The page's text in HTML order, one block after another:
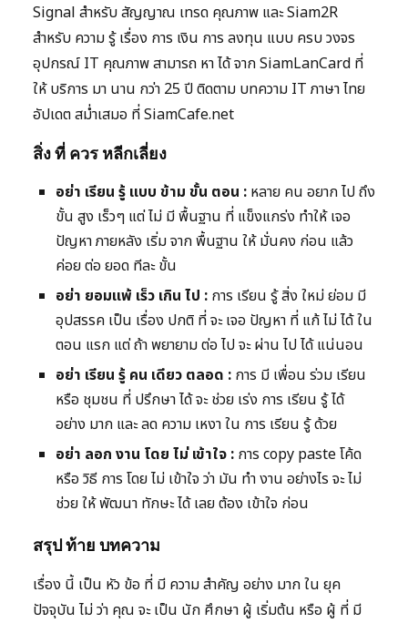
Signal สำหรับ สัญญาณ เทรด คุณภาพ และ Siam2R
สำหรับ ความ รู้ เรื่อง การ เงิน การ ลงทุน แบบ ครบ วงจร
อุปกรณ์ IT คุณภาพ สามารถ หา ได้ จาก SiamLanCard ที่
ให้ บริการ มา นาน กว่า 25 ปี ติดตาม บทความ IT ภาษา ไทย
อัปเดต สม่ำเสมอ ที่ SiamCafe.net
สิ่ง ที่ ควร หลีกเลี่ยง
อย่า เรียน รู้ แบบ ข้าม ขั้น ตอน : หลาย คน อยาก ไป ถึง
ขั้น สูง เร็วๆ แต่ ไม่ มี พื้นฐาน ที่ แข็งแกร่ง ทำให้ เจอ
ปัญหา ภายหลัง เริ่ม จาก พื้นฐาน ให้ มั่นคง ก่อน แล้ว
ค่อย ต่อ ยอด ทีละ ขั้น
อย่า ยอมแพ้ เร็ว เกิน ไป : การ เรียน รู้ สิ่ง ใหม่ ย่อม มี
อุปสรรค เป็น เรื่อง ปกติ ที่ จะ เจอ ปัญหา ที่ แก้ ไม่ ได้ ใน
ตอน แรก แต่ ถ้า พยายาม ต่อ ไป จะ ผ่าน ไป ได้ แน่นอน
อย่า เรียน รู้ คน เดียว ตลอด : การ มี เพื่อน ร่วม เรียน
หรือ ชุมชน ที่ ปรึกษา ได้ จะ ช่วย เร่ง การ เรียน รู้ ได้
อย่าง มาก และ ลด ความ เหงา ใน การ เรียน รู้ ด้วย
อย่า ลอก งาน โดย ไม่ เข้าใจ : การ copy paste โค้ด
หรือ วิธี การ โดย ไม่ เข้าใจ ว่า มัน ทำ งาน อย่างไร จะ ไม่
ช่วย ให้ พัฒนา ทักษะ ได้ เลย ต้อง เข้าใจ ก่อน
สรุป ท้าย บทความ
เรื่อง นี้ เป็น หัว ข้อ ที่ มี ความ สำคัญ อย่าง มาก ใน ยุค
ปัจจุบัน ไม่ ว่า คุณ จะ เป็น นัก ศึกษา ผู้ เริ่มต้น หรือ ผู้ ที่ มี